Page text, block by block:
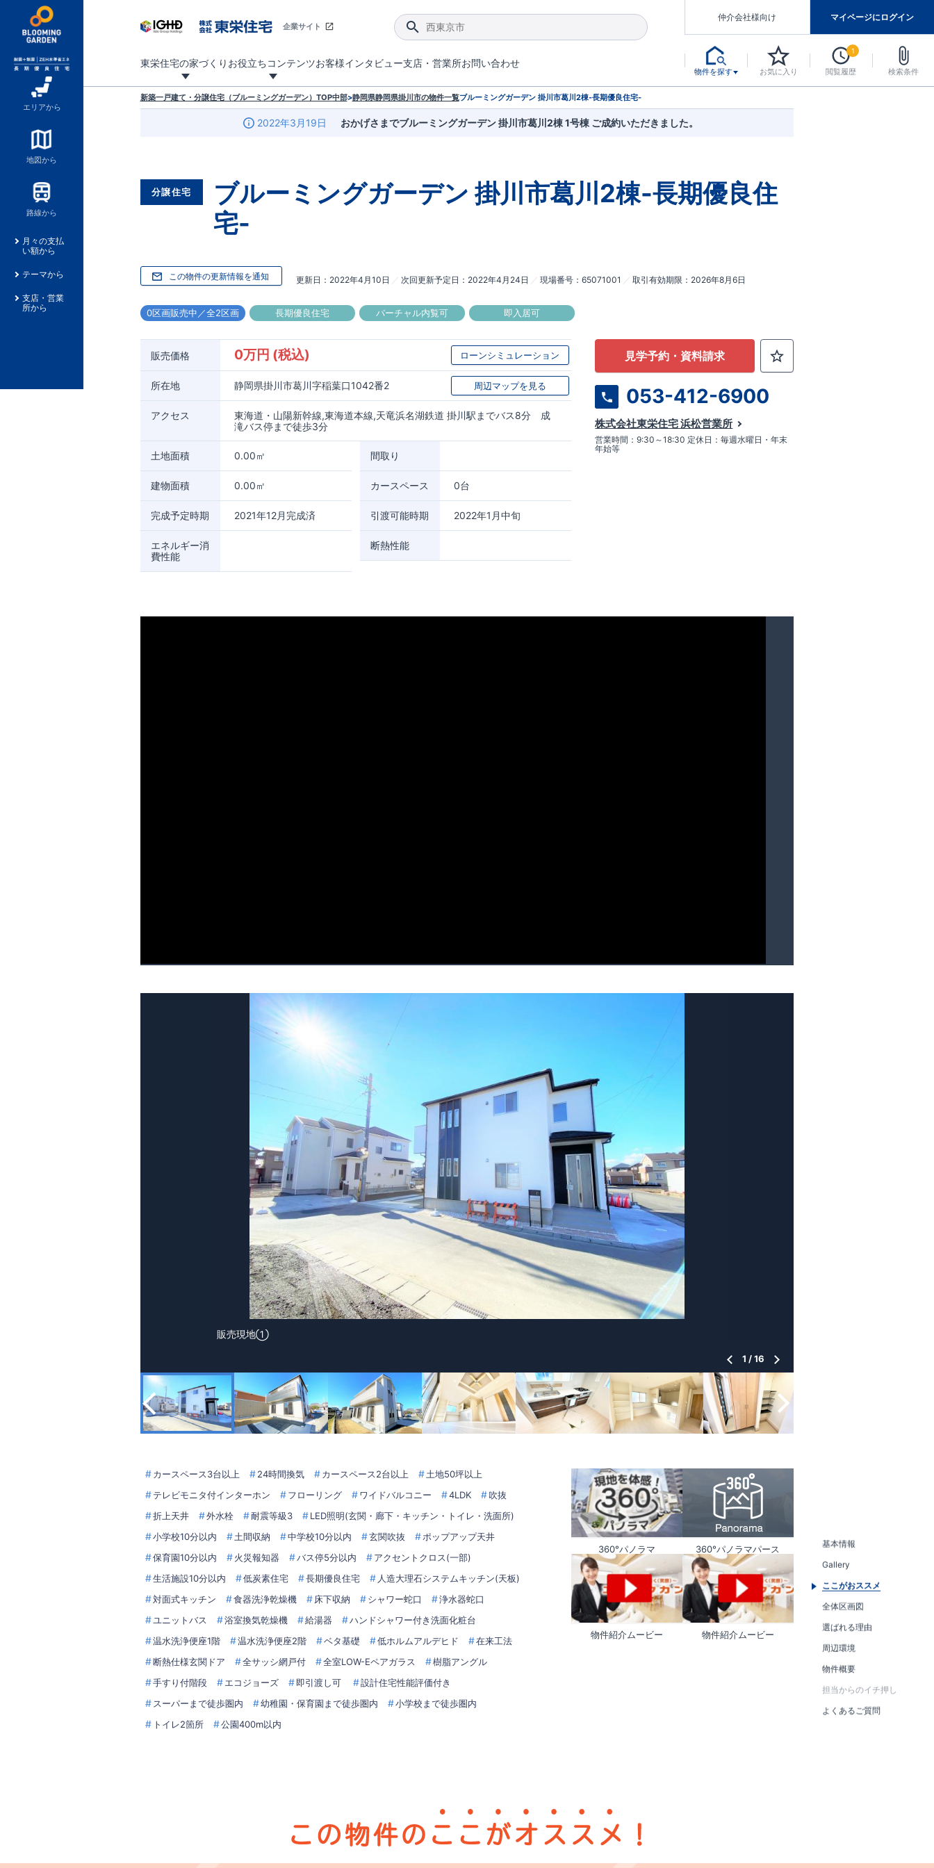
エリアから
地図から
路線から
月々の支払
い額から
テーマから
支店・営業
所から
企業サイト
東栄住宅の家づくり お役立ちコンテンツお客様インタビュー支店・営業所お問い合わせ
仲介会社様向け マイページにログイン
物件を探す お気に入り 閲覧履歴
1
検索条件
新築一戸建て・分譲住宅（ブルーミングガーデン）TOP中部>静岡県静岡県掛川市の物件一覧ブルーミングガーデン 掛川市葛川2棟-長期優良住宅-
2022年3月19日 おかげさまでブルーミングガーデン 掛川市葛川2棟 1号棟 ご成約いただきました。
分譲住宅 ブルーミングガーデン 掛川市葛川2棟-長期優良住
宅-
この物件の更新情報を通知 更新日 2022年4月10日 次回更新予定日 2022年4月24日 現場番号 65071001 取引有効期限 2026年8月6日
0区画販売中／全2区画 長期優良住宅 バーチャル内覧可 即入居可
販売価格 0万円 (税込) ローンシミュレーション
所在地 静岡県掛川市葛川字稲葉口1042番2 周辺マップを見る
アクセス
東海道・山陽新幹線,東海道本線,天竜浜名湖鉄道 掛川駅までバス8分 成
滝バス停まで徒歩3分
土地面積 0.00㎡
建物面積 0.00㎡
間取り
カースペース 0台
完成予定時期 2021年12月完成済 引渡可能時期 2022年1月中旬
エネルギー消
費性能
断熱性能
見学予約・資料請求
053-412-6900
株式会社東栄住宅 浜松営業所
営業時間：9:30～18:30 定休日：毎週水曜日・年末
年始等
販売現地①
1 /16
カースペース3台以上 24時間換気 カースペース2台以上
土地50坪以上
テレビモニタ付インターホン
フローリング ワイドバルコニー 4LDK
吹抜
折上天井
外水栓 耐震等級3
LED照明(玄関・廊下・キッチン・トイレ・洗面所)
小学校10分以内
土間収納 中学校10分以内 玄関吹抜
ポップアップ天井
保育園10分以内
火災報知器 バス停5分以内
アクセントクロス(一部)
生活施設10分以内
低炭素住宅 長期優良住宅
人造大理石システムキッチン(天板)
対面式キッチン
食器洗浄乾燥機 床下収納 シャワー蛇口
浄水器蛇口
ユニットバス
浴室換気乾燥機 給湯器
ハンドシャワー付き洗面化粧台
温水洗浄便座1階
温水洗浄便座2階 ベタ基礎 低ホルムアルデヒド
在来工法
断熱仕様玄関ドア
全サッシ網戸付 全室LOW-Eペアガラス
樹脂アングル
手すり付階段
エコジョーズ 即引渡し可
設計住宅性能評価付き
スーパーまで徒歩圏内
幼稚園・保育園まで徒歩圏内
小学校まで徒歩圏内
トイレ2箇所
公園400m以内
360°パノラマパース
360°パノラマ
物件紹介ムービー
物件紹介ムービー
基本情報
Gallery
ここがおススメ
全体区画図
選ばれる理由
周辺環境
物件概要
担当からのイチ押し
よくあるご質問